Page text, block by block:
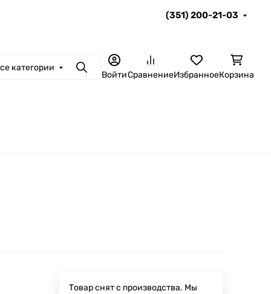
(351) 200-21-03
категории ПоискВойтиСравнениеИзбранноеКорзина
Товар снят с производства. Мы